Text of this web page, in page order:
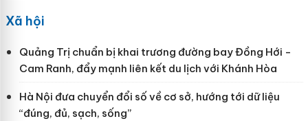
Xã hội
Quảng Trị chuẩn bị khai trương đường bay Đồng Hới -
Cam Ranh, đẩy mạnh liên kết du lịch với Khánh Hòa
Hà Nội đưa chuyển đổi số về cơ sở, hướng tới dữ liệu
“đúng, đủ, sạch, sống”